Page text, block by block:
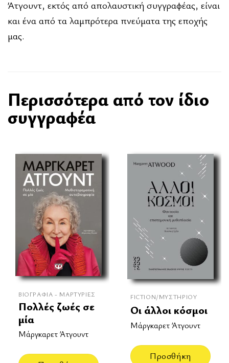
Άτγουντ, εκτός από απολαυστική συγγραφέας, είναι
και ένα από τα λαμπρότερα πνεύματα της εποχής
μας.
Περισσότερα από τον ίδιο
συγγραφέα
ΒΙΟΓΡΑΦΊΑ - ΜΑΡΤΥΡΊΕΣ
Πολλές ζωές σε
μία
Μάργκαρετ Άτγουντ
FICTION/ΜΥΣΤΗΡΊΟΥ
Οι άλλοι κόσμοι
Μάργκαρετ Άτγουντ
Προσθήκη